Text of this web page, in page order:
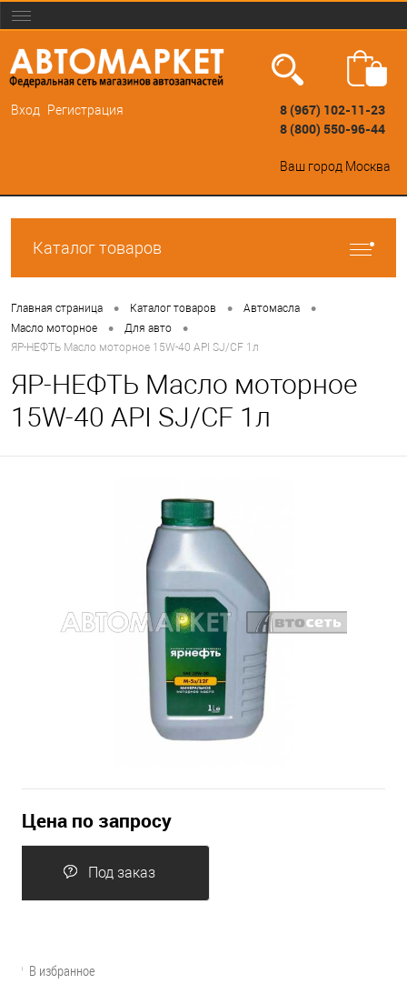
Вход Регистрация
8 (967) 102-11-23
8 (800) 550-96-44
Ваш город Москва
Каталог товаров
Главная страница • Каталог товаров • Автомасла •
Масло моторное • Для авто •
ЯР-НЕФТЬ Масло моторное 15W-40 API SJ/СF 1л
ЯР-НЕФТЬ Масло моторное
15W-40 API SJ/СF 1л
Цена по запросу
Под заказ
В избранное